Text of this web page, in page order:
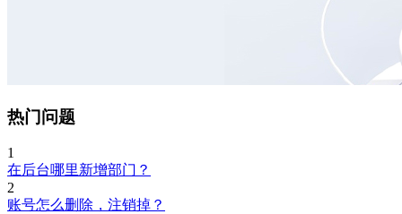
热门问题
1
在后台哪里新增部门？
2
账号怎么删除，注销掉？